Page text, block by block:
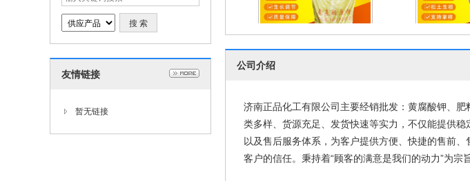
友情链接
暂无链接
氨基酸原粉 植物生长调节剂改
公司介绍
济南正品化工有限公司主要经销批发：黄腐酸钾、
类多样、货源充足、发货快速等实力，不仅能提供
以及售后服务体系，为客户提供方便、快捷的售前
客户的信任。秉持着“顾客的满意是我们的动力”为